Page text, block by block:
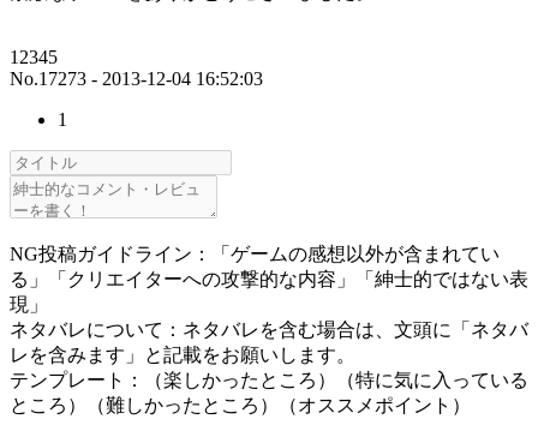
12345
No.17273 - 2013-12-04 16:52:03
1
NG投稿ガイドライン：「ゲームの感想以外が含まれてい
る」「クリエイターへの攻撃的な内容」「紳士的ではない表
現」
ネタバレについて：ネタバレを含む場合は、文頭に「ネタバ
レを含みます」と記載をお願いします。
テンプレート：（楽しかったところ）（特に気に入っている
ところ）（難しかったところ）（オススメポイント）